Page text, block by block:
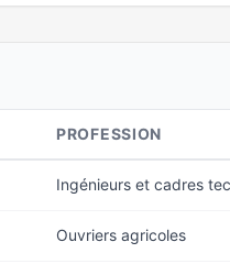
PROFESSION
Ingénieurs et cadres
Ouvriers agricoles